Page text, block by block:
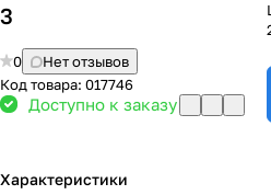
3
0
Нет отзывов
Код товара: 017746
Доступно к заказу
Характеристики